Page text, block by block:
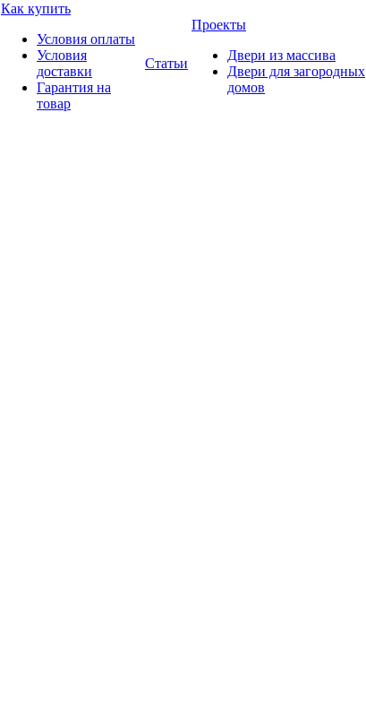
Как купить
Условия оплаты
Условия
доставки
Гарантия на
товар
Статьи
Проекты
Двери из массива
Двери для загородных
домов